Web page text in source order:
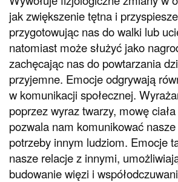
jak zwiększenie tętna i
przygotowując nas do walki lub
natomiast może służyć jako
zachęcając nas do powtarzania
przyjemne. Emocje odgrywają
w komunikacji społecznej.
poprzez wyraz twarzy, mowę
pozwala nam komunikować
potrzeby innym ludziom. Emocje
nasze relacje z innymi,
budowanie więzi i